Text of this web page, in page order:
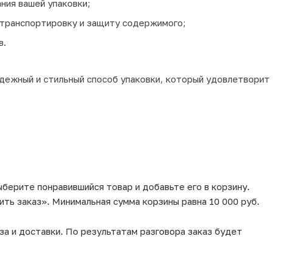
вашей упаковки;
и защиту содержимого;
и стильный способ упаковки, который удовлетворит
понравившийся товар и добавьте его в корзину.
заказ». Минимальная сумма корзины равна 10 000 руб.
и доставки. По результатам разговора заказ будет